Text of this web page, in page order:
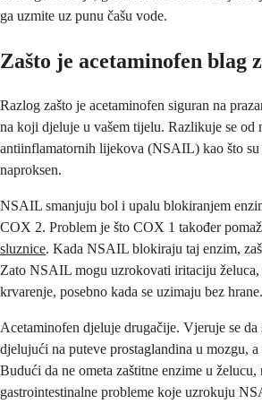
ga uzmite uz punu čašu vode.
Zašto je acetaminofen blag
Razlog zašto je acetaminofen siguran na
na koji djeluje u vašem tijelu. Razlikuje se od
antiinflamatornih lijekova (NSAIL) kao što
naproksen.
NSAIL smanjuju bol i upalu blokiranjem
COX 2. Problem je što COX 1 također
sluznice. Kada NSAIL blokiraju taj enzim,
Zato NSAIL mogu uzrokovati iritaciju želuca,
krvarenje, posebno kada se uzimaju bez hrane.
Acetaminofen djeluje drugačije. Vjeruje se
djelujući na puteve prostaglandina u mozgu,
Budući da ne ometa zaštitne enzime u
gastrointestinalne probleme koje uzrokuju